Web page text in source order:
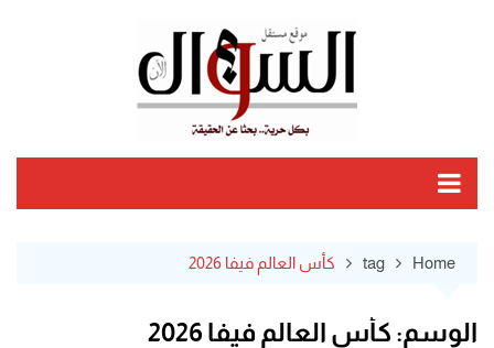
Home
tag كأس العالم فيفا 2026
الوسم: كأس العالم فيفا 2026